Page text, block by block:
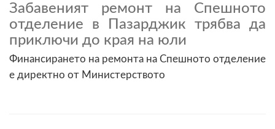
Забавеният ремонт на Спешното
отделение в Пазарджик трябва да
приключи до края на юли
Финансирането на ремонта на Спешното отделение
е директно от Министерството